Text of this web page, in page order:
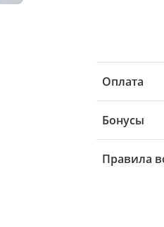
Оплата
Бонусы
Правила